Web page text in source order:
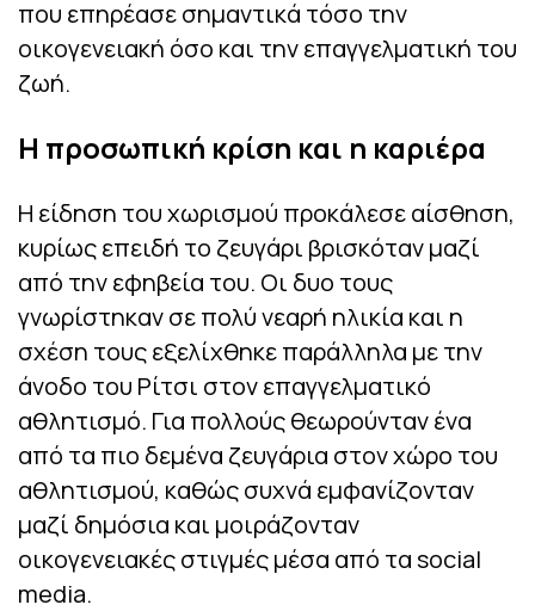
που επηρέασε σημαντικά τόσο την
οικογενειακή όσο και την επαγγελματική του
ζωή.
Η προσωπική κρίση και η καριέρα
Η είδηση του χωρισμού προκάλεσε αίσθηση,
κυρίως επειδή το ζευγάρι βρισκόταν μαζί
από την εφηβεία του. Οι δυο τους
γνωρίστηκαν σε πολύ νεαρή ηλικία και η
σχέση τους εξελίχθηκε παράλληλα με την
άνοδο του Ρίτσι στον επαγγελματικό
αθλητισμό. Για πολλούς θεωρούνταν ένα
από τα πιο δεμένα ζευγάρια στον χώρο του
αθλητισμού, καθώς συχνά εμφανίζονταν
μαζί δημόσια και μοιράζονταν
οικογενειακές στιγμές μέσα από τα social
media.